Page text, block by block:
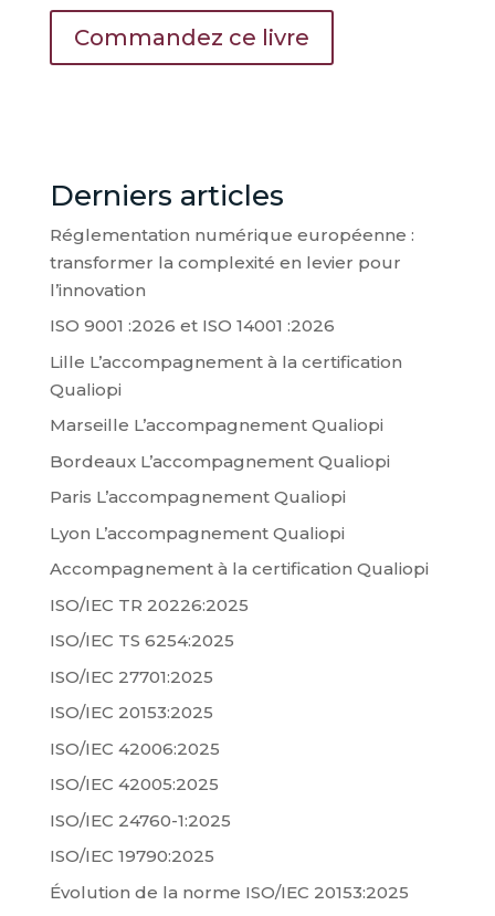
Commandez ce livre
Derniers articles
Réglementation numérique européenne :
transformer la complexité en levier pour
l’innovation
ISO 9001 :2026 et ISO 14001 :2026
Lille L’accompagnement à la certification
Qualiopi
Marseille L’accompagnement Qualiopi
Bordeaux L’accompagnement Qualiopi
Paris L’accompagnement Qualiopi
Lyon L’accompagnement Qualiopi
Accompagnement à la certification Qualiopi
ISO/IEC TR 20226:2025
ISO/IEC TS 6254:2025
ISO/IEC 27701:2025
ISO/IEC 20153:2025
ISO/IEC 42006:2025
ISO/IEC 42005:2025
ISO/IEC 24760-1:2025
ISO/IEC 19790:2025
Évolution de la norme ISO/IEC 20153:2025